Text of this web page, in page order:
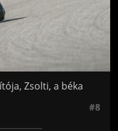
Zsolti, a béka
#8